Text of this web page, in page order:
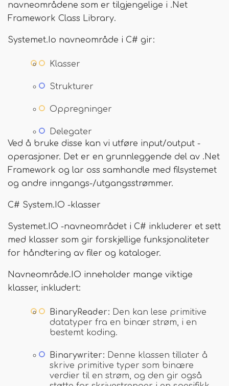
navneområdene som er tilgjengelige i .Net
Framework Class Library.
Systemet.Io navneområde i C# gir:
Klasser
Strukturer
Oppregninger
Delegater
Ved å bruke disse kan vi utføre input/output -
operasjoner. Det er en grunnleggende del av .Net
Framework og lar oss samhandle med filsystemet
og andre inngangs-/utgangsstrømmer.
C# System.IO -klasser
Systemet.IO -navneområdet i C# inkluderer et sett
med klasser som gir forskjellige funksjonaliteter
for håndtering av filer og kataloger.
Navneområde.IO inneholder mange viktige
klasser, inkludert:
BinaryReader: Den kan lese primitive
datatyper fra en binær strøm, i en
bestemt koding.
Binarywriter: Denne klassen tillater å
skrive primitive typer som binære
verdier til en strøm, og den gir også